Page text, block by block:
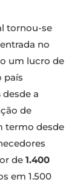
tornou-se
no
um lucro de
país
desde a
de
termo desde
de 1.400
em 1.500